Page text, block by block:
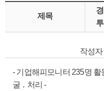
제목
작성자
- 기업해피모니터 235명 활
굴 ․ 처리 -